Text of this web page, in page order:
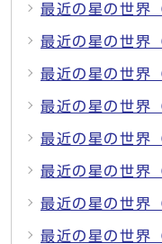
最近の星の世界
最近の星の世界
最近の星の世界
最近の星の世界
最近の星の世界
最近の星の世界
最近の星の世界
最近の星の世界